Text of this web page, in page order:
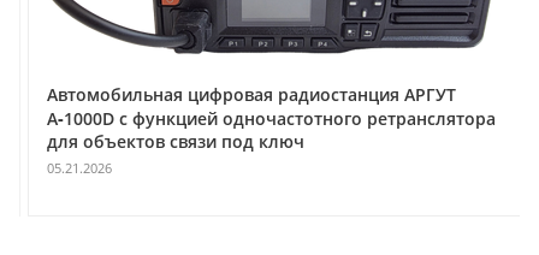
Автомобильная цифровая радиостанция АРГУТ
А‑1000D с функцией одночастотного ретранслятора
для объектов связи под ключ
05.21.2026